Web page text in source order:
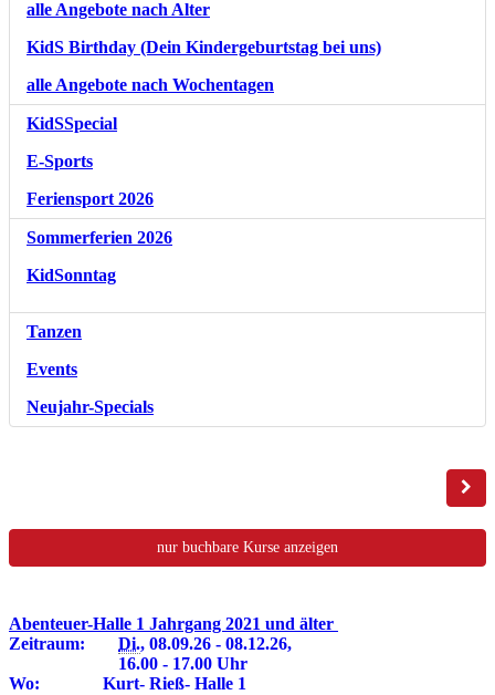
alle Angebote nach Alter
KidS Birthday (Dein Kindergeburtstag bei uns)
alle Angebote nach Wochentagen
KidSSpecial
E-Sports
Feriensport 2026
Sommerferien 2026
KidSonntag
Tanzen
Events
Neujahr-Specials
nur buchbare Kurse anzeigen
Abenteuer-Halle 1 Jahrgang 2021 und älter
Zeitraum:
Di., 08.09.26 - 08.12.26,
16.00 - 17.00 Uhr
Wo:
Kurt- Rieß- Halle 1